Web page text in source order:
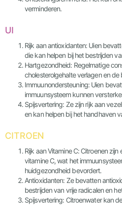
verminderen.
UI
Rijk aan antioxidanten: Uien
die kan helpen bij het bestrijden
Hartgezondheid: Regelmatige
cholesterolgehalte verlagen en
Immuunondersteuning: Uien
immuunsysteem kunnen
Spijsvertering: Ze zijn rijk aan
en kan helpen bij het handhaven
CITROEN
Rijk aan Vitamine C: Citroenen
vitamine C, wat het
huidgezondheid bevordert.
Antioxidanten: Ze bevatten
bestrijden van vrije radicalen en
Spijsvertering: Citroenwater kan